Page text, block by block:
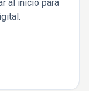
al inicio para